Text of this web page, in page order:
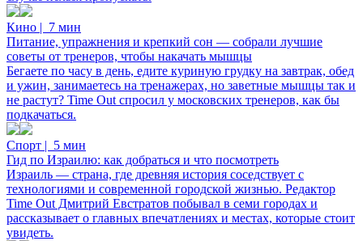
Кино | 7 мин
Питание, упражнения и крепкий сон — собрали лучшие
советы от тренеров, чтобы накачать мышцы
Бегаете по часу в день, едите куриную грудку на завтрак, обед
и ужин, занимаетесь на тренажерах, но заветные мышцы так и
не растут? Time Out спросил у московских тренеров, как бы
подкачаться.
Спорт | 5 мин
Гид по Израилю: как добраться и что посмотреть
Израиль — страна, где древняя история соседствует с
технологиями и современной городской жизнью. Редактор
Time Out Дмитрий Евстратов побывал в семи городах и
рассказывает о главных впечатлениях и местах, которые стоит
увидеть.